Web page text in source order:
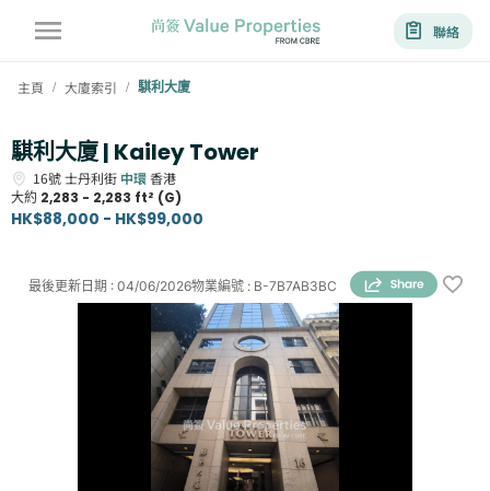
聯絡
主頁 / 大廈索引 / 騏利大廈
騏利大廈 | Kailey Tower
16號士丹利街 中環香港
大約 2,283 - 2,283 ft² (G)
HK$88,000 - HK$99,000
物業編號 : B-7B7AB3BC
最後更新日期 : 04/06/2026